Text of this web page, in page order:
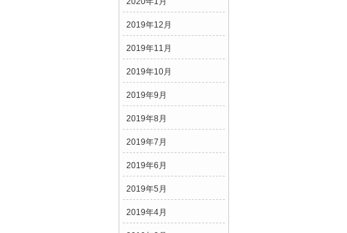
2019年12月
2019年11月
2019年10月
2019年9月
2019年8月
2019年7月
2019年6月
2019年5月
2019年4月